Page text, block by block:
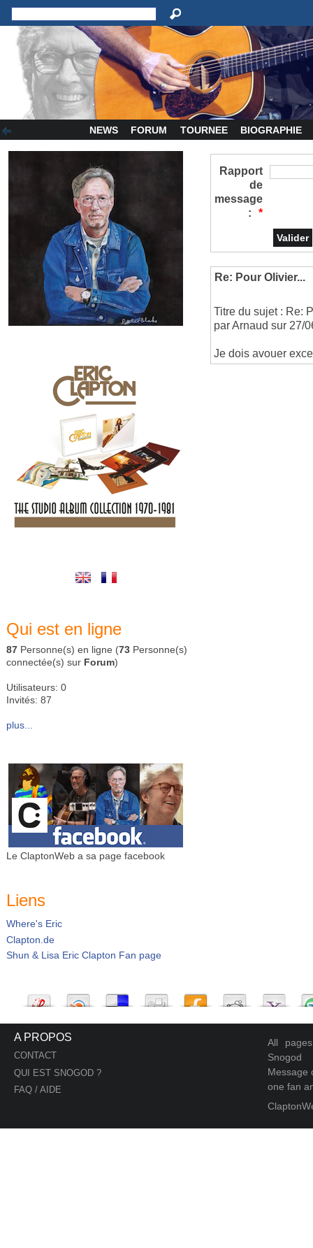
NEWS FORUM TOURNEE BIOGRAPHIE
Qui est en ligne
87 Personne(s) en ligne (73 Personne(s)
connectée(s) sur Forum)
Utilisateurs: 0
Invités: 87
plus...
Le ClaptonWeb a sa page facebook
Liens
Where's Eric
Clapton.de
Shun & Lisa Eric Clapton Fan page
Rapport
de
message
:
*
Re: Pour Olivier...
Titre du sujet : Re:
par Arnaud sur 27/
Je dois avouer
A PROPOS
CONTACT
QUI EST SNOGOD ?
FAQ / AIDE
All
Snogod
Message
one fan